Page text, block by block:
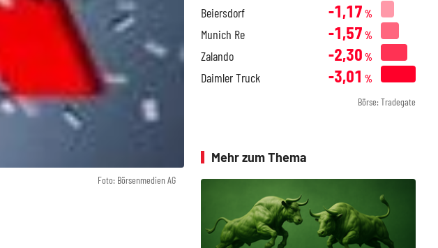
Foto: Börsenmedien AG
Beiersdorf -1,17 %
Munich Re -1,57 %
Zalando -2,30 %
Daimler Truck -3,01 %
Börse: Tradegate
Mehr zum Thema